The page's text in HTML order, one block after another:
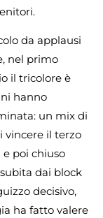
da applausi
nel primo
il tricolore è
hanno
un mix di
vincere il terzo
poi chiuso
dai block
decisivo,
ha fatto valere